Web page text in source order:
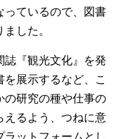
っているので、図書
した。
『観光文化』を発
展示するなど、こ
の研究の種や仕事の
えるよう、つねに意